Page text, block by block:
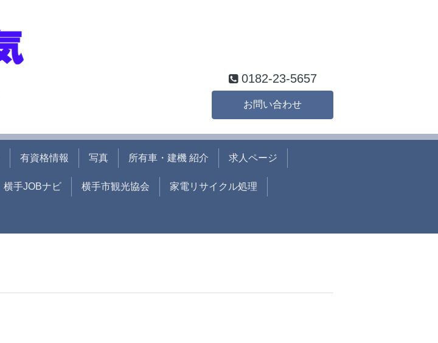
0182-23-5657
お問い合わせ
有資格情報 写真 所有車・建機 紹介 求人ページ
横手JOBナビ 横手市観光協会 家電リサイクル処理